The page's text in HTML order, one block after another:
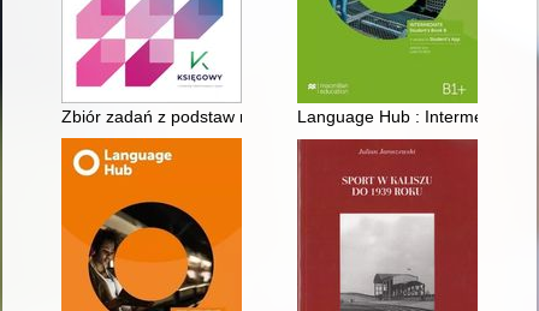
Zbiór zadań z podstaw rachunkowości z elementami prawa
Language Hub : Intermediate :